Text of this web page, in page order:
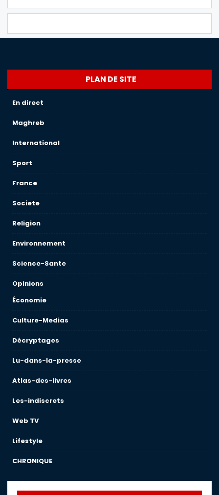
PLAN DE SITE
En direct
Maghreb
International
Sport
France
Societe
Religion
Environnement
Science-Sante
Opinions
Économie
Culture-Medias
Décryptages
Lu-dans-la-presse
Atlas-des-livres
Les-indiscrets
Web TV
Lifestyle
CHRONIQUE